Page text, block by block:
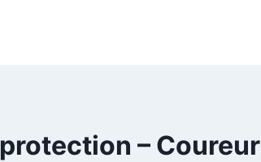
protection – Coureur